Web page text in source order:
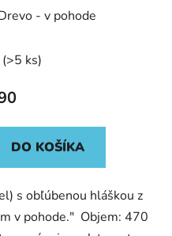
- v pohode
(>5 ks)
DO KOŠÍKA
s obľúbenou hláškou z
v pohode." Objem: 470